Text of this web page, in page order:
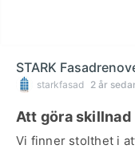
STARK
starkfasad 2 år
Att göra skillnad
Vi finner stolthet i